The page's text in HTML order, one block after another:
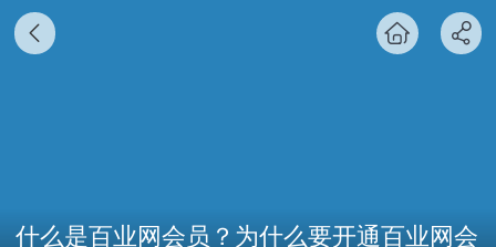
什么是百业网会员？为什么要开通百业网会